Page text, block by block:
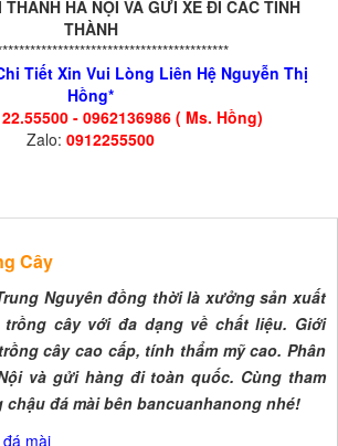
THÀNH HÀ NỘI VÀ GỬI XE ĐI CÁC TỈNH
THÀNH
Tiết Xin Vui Lòng Liên Hệ Nguyễn Thị
Hồng*
- 0962136986 ( Ms. Hồng)
Zalo: 0912255500
Cây
Nguyên đồng thời là xưởng sản xuất
cây với đa dạng về chất liệu. Giới
cây cao cấp, tính thẩm mỹ cao. Phân
và gửi hàng đi toàn quốc. Cùng tham
chậu đá mài bên bancuanhanong nhé!
mài